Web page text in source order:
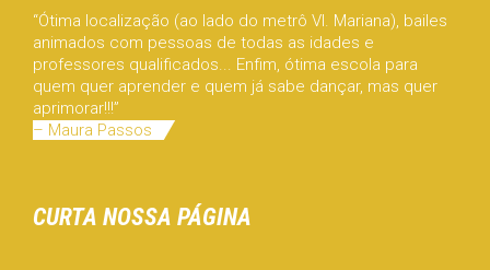
“Ótima localização (ao lado do metrô Vl. Mariana), bailes
animados com pessoas de todas as idades e
professores qualificados... Enfim, ótima escola para
quem quer aprender e quem já sabe dançar, mas quer
aprimorar!!!”
– Maura Passos
CURTA NOSSA PÁGINA